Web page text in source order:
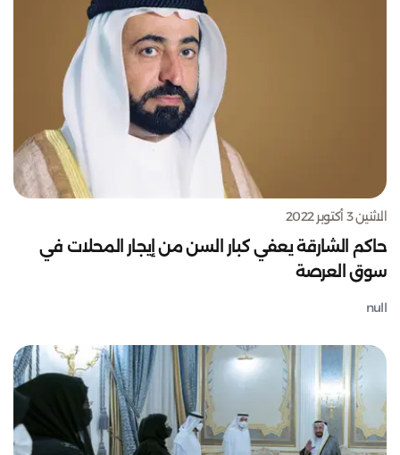
الاثنين 3 أكتوبر 2022
حاكم الشارقة يعفي كبار السن من إيجار المحلات في
سوق العرصة
null